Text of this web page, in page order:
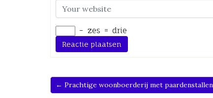
− zes = drie
← Prachtige woonboerderij met